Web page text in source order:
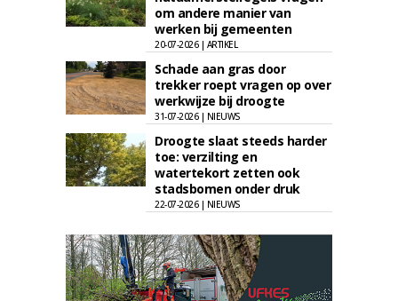
om andere manier van
werken bij gemeenten
20-07-2026 | ARTIKEL
Schade aan gras door
trekker roept vragen op over
werkwijze bij droogte
31-07-2026 | NIEUWS
Droogte slaat steeds harder
toe: verzilting en
watertekort zetten ook
stadsbomen onder druk
22-07-2026 | NIEUWS